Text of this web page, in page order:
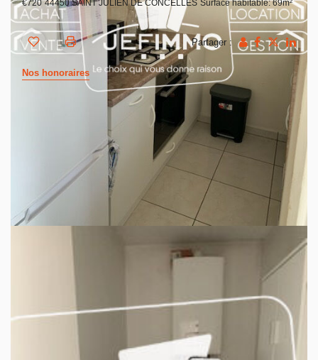
€720 44450 SAINT JULIEN DE CONCELLES Surface habitable: 69m²
Partager :
Nos honoraires
Lumineux et spacieux
Déposez vos valises dans cet appartement de type 3
comprenant : entrée avec grand placard, salon-séjour avec
cuisine ouverte aménagée, équipée, (plaques, hotte), une
buanderie, une salle de bains, deux chambres avec
placards.